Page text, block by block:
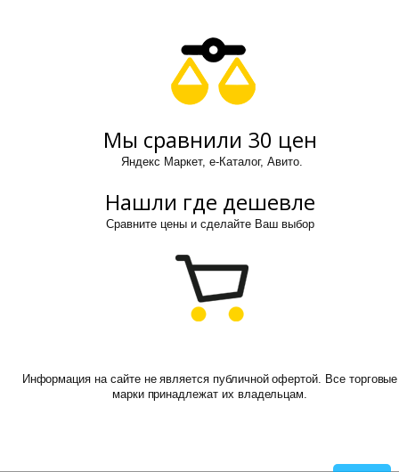
Мы сравнили 30 цен
Яндекс Маркет, е-Каталог, Авито.
Нашли где дешевле
Сравните цены и сделайте Ваш выбор
Информация на сайте не является публичной офертой. Все торговые
марки принадлежат их владельцам.